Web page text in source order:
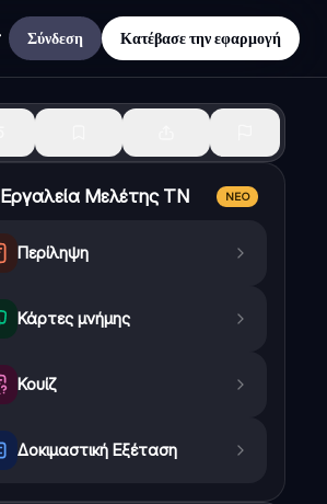
Σύνδεση Κατέβασε την εφαρμογή
Εργαλεία Μελέτης ΤΝ ΝΈΟ
Περίληψη
Κάρτες μνήμης
Κουίζ
Δοκιμαστική Εξέταση